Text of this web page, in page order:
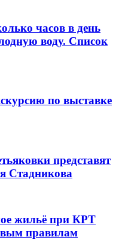
часов в день
воду. Список
по выставке
представят
Стадникова
жильё при КРТ
правилам